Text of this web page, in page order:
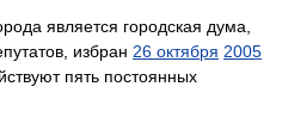
является городская дума,
избран 26 октября 2005
пять постоянных